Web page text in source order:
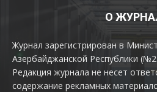
О
Журнал зарегистрирован в
Азербайджанской Республики
Редакция журнала не несет
содержание рекламных